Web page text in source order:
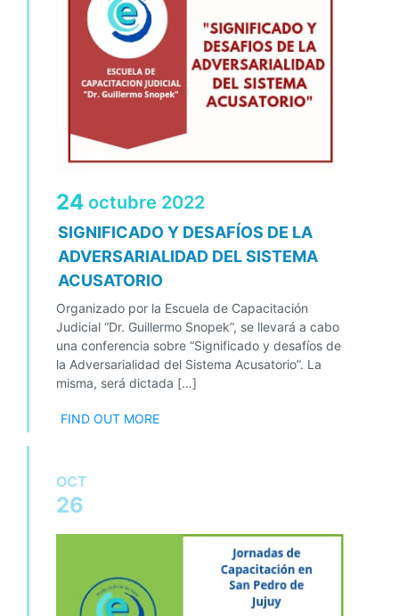
24 octubre 2022
SIGNIFICADO Y DESAFÍOS DE LA
ADVERSARIALIDAD DEL SISTEMA
ACUSATORIO
Organizado por la Escuela de Capacitación
Judicial “Dr. Guillermo Snopek”, se llevará a cabo
una conferencia sobre “Significado y desafíos de
la Adversarialidad del Sistema Acusatorio”. La
misma, será dictada […]
FIND OUT MORE
OCT
26